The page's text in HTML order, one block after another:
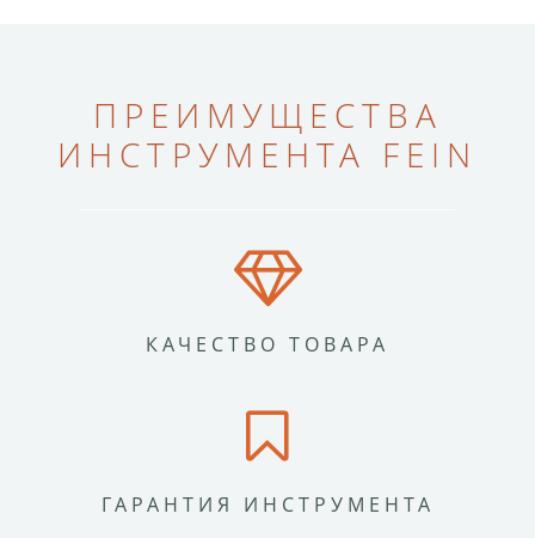
ПРЕИМУЩЕСТВА
ИНСТРУМЕНТА FEIN
КАЧЕСТВО ТОВАРА
ГАРАНТИЯ ИНСТРУМЕНТА